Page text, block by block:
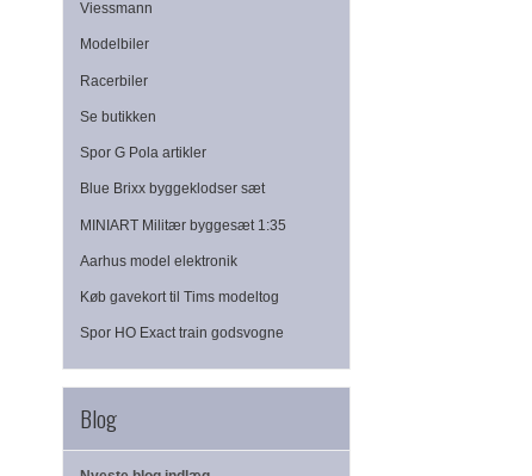
Viessmann
Modelbiler
Racerbiler
Se butikken
Spor G Pola artikler
Blue Brixx byggeklodser sæt
MINIART Militær byggesæt 1:35
Aarhus model elektronik
Køb gavekort til Tims modeltog
Spor HO Exact train godsvogne
Blog